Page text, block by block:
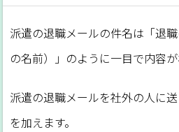
派遣の退職メールの件名は「退
の名前）」のように一目で内容が
派遣の退職メールを社外の人に
を加えます。